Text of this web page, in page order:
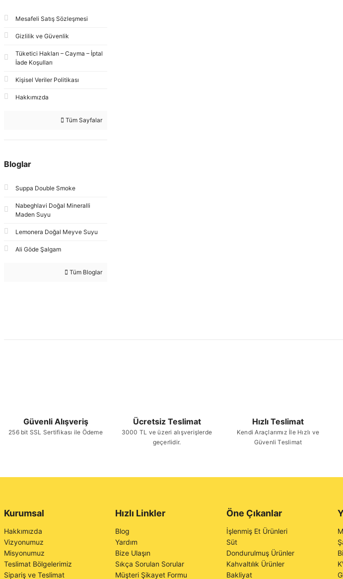
Mesafeli Satış Sözleşmesi
Gizlilik ve Güvenlik
Tüketici Hakları – Cayma – İptal
İade Koşulları
Kişisel Veriler Politikası
Hakkımızda
Tüm Sayfalar
Bloglar
Suppa Double Smoke
Nabeghlavi Doğal Mineralli
Maden Suyu
Lemonera Doğal Meyve Suyu
Ali Göde Şalgam
Tüm Bloglar
Güvenli Alışveriş
256 bit SSL Sertifikası ile Ödeme
Ücretsiz Teslimat
3000 TL ve üzeri alışverişlerde
geçerlidir.
Hızlı Teslimat
Kendi Araçlarımız İle Hızlı ve
Güvenli Teslimat
Kurumsal
Hakkımızda
Vizyonumuz
Misyonumuz
Teslimat Bölgelerimiz
Sipariş ve Teslimat
Hızlı Linkler
Blog
Yardım
Bize Ulaşın
Sıkça Sorulan Sorular
Müşteri Şikayet Formu
Öne Çıkanlar
İşlenmiş Et Ürünleri
Süt
Dondurulmuş Ürünler
Kahvaltılık Ürünler
Bakliyat